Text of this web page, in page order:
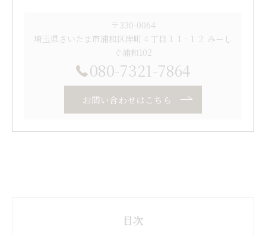
〒330-0064
埼玉県さいたま市浦和区岸町４丁目１１−１２ みーし
ぐ浦和102
080-7321-7864
お問い合わせはこちら
目次